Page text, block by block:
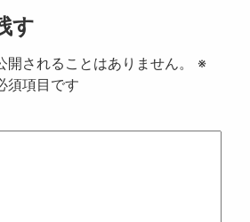
す
されることはありません。
※
須項目です